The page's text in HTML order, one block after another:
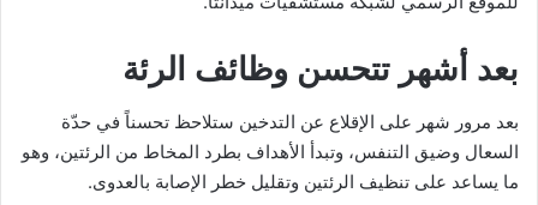
بعد أشهر تتحسن وظائف الرئة
بعد مرور شهر على الإقلاع عن التدخين ستلاحظ تحسناً في حدّة
السعال وضيق التنفس، وتبدأ الأهداف بطرد المخاط من الرئتين، وهو
ما يساعد على تنظيف الرئتين وتقليل خطر الإصابة بالعدوى.